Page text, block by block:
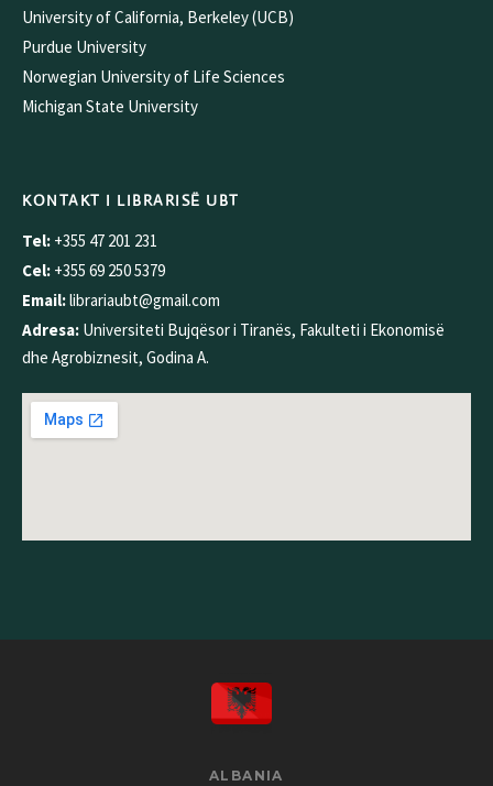
University of California, Berkeley (UCB)
Purdue University
Norwegian University of Life Sciences
Michigan State University
KONTAKT I LIBRARISË UBT
Tel: +355 47 201 231
Cel: +355 69 250 5379
Email:librariaubt@gmail.com
Adresa: Universiteti Bujqësor i Tiranës, Fakulteti i Ekonomisë
dhe Agrobiznesit, Godina A.
ALBANIA